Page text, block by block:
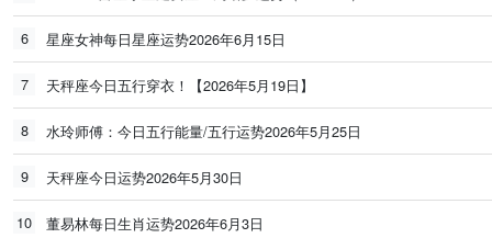
6 星座女神每日星座运势2026年6月15日
7 天秤座今日五行穿衣！【2026年5月19日】
8 水玲师傅：今日五行能量/五行运势2026年5月25日
9 天秤座今日运势2026年5月30日
10 董易林每日生肖运势2026年6月3日